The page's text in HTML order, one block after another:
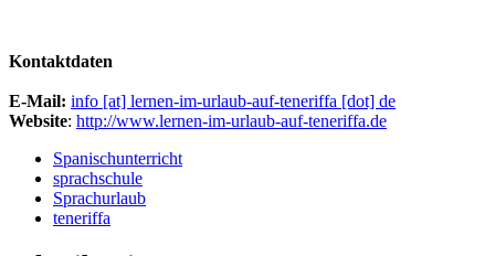
Kontaktdaten
E-Mail: info [at] lernen-im-urlaub-auf-teneriffa [dot] de
Website: http://www.lernen-im-urlaub-auf-teneriffa.de
Spanischunterricht
sprachschule
Sprachurlaub
teneriffa